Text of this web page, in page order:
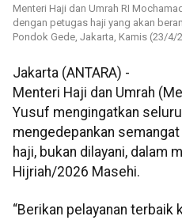
Menteri Haji dan Umrah RI
dengan petugas haji yang akan
Pondok Gede, Jakarta, Kamis (23/4/
Jakarta (ANTARA) -
Menteri Haji dan Umrah
Yusuf mengingatkan
mengedepankan
haji, bukan dilayani, dalam
Hijriah/2026 Masehi.
“Berikan pelayanan terbaik